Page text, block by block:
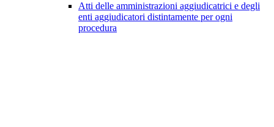
Atti delle amministrazioni aggiudicatrici e degli
enti aggiudicatori distintamente per ogni
procedura